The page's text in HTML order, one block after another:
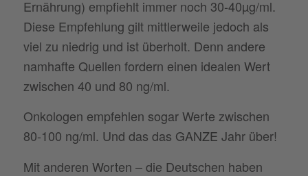
Ernährung) empfiehlt immer noch 30-40µg/ml.
Diese Empfehlung gilt mittlerweile jedoch als
viel zu niedrig und ist überholt. Denn andere
namhafte Quellen fordern einen idealen Wert
zwischen 40 und 80 ng/ml.
Onkologen empfehlen sogar Werte zwischen
80-100 ng/ml. Und das das GANZE Jahr über!
Mit anderen Worten – die Deutschen haben